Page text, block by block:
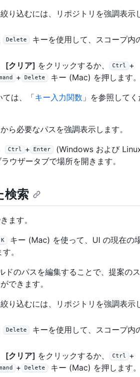
り込むには、リポジトリを強調表示
Delete
キーを使用して、スコープ内
[クリア] をクリックするか、 Ctrl +
+ Delete
キー (Mac) を押します。
ては、「キー入力関数 」を参照して
ら必要なパスを強調表示します。
Ctrl + Enter
(Windows および
ウザータブで場所を開きます。
検索
ます。
K
キー (Mac) を使って、UI の現在の
。
のパスを編集することで、提案の
できます。
り込むには、リポジトリを強調表示
Delete
キーを使用して、スコープ内
[クリア] をクリックするか、 Ctrl +
+ Delete キー (Mac) を押します。